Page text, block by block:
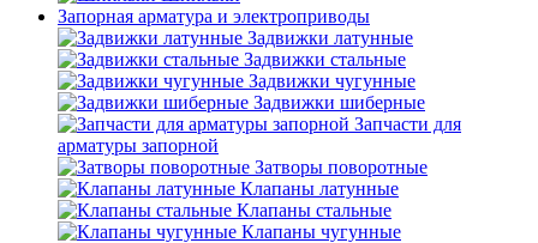
Запорная арматура и электроприводы
Задвижки латунные
Задвижки стальные
Задвижки чугунные
Задвижки шиберные
Запчасти для
арматуры запорной
Затворы поворотные
Клапаны латунные
Клапаны стальные
Клапаны чугунные